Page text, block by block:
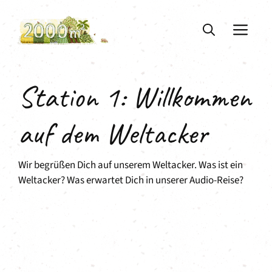
Inhalt
springen
Station 1: Willkommen
auf dem Weltacker
Wir begrüßen Dich auf unserem Weltacker. Was ist ein
Weltacker? Was erwartet Dich in unserer Audio-Reise?